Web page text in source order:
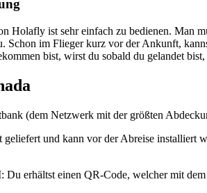
Holafly ist sehr einfach zu bedienen. Man
Schon im Flieger kurz vor der Ankunft,
bist, wirst du sobald du gelandet
(dem Netzwerk mit der größten
und kann vor der Abreise installiert
erhältst einen QR-Code, welcher mit